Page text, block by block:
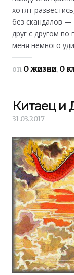
хотят
без скандалов
друг с другом
меня немного
on О жизни, О
Китаец и
31.03.2017